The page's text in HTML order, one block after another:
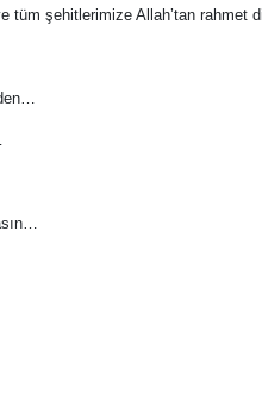
tüm şehitlerimize Allah’tan rahmet